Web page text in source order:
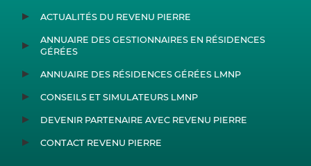
ACTUALITÉS DU REVENU PIERRE
ANNUAIRE DES GESTIONNAIRES EN RÉSIDENCES
GÉRÉES
ANNUAIRE DES RÉSIDENCES GÉRÉES LMNP
CONSEILS ET SIMULATEURS LMNP
DEVENIR PARTENAIRE AVEC REVENU PIERRE
CONTACT REVENU PIERRE